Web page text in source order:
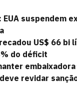
EUA suspendem
US$ 66 bi
do déficit
embaixadora
revidar